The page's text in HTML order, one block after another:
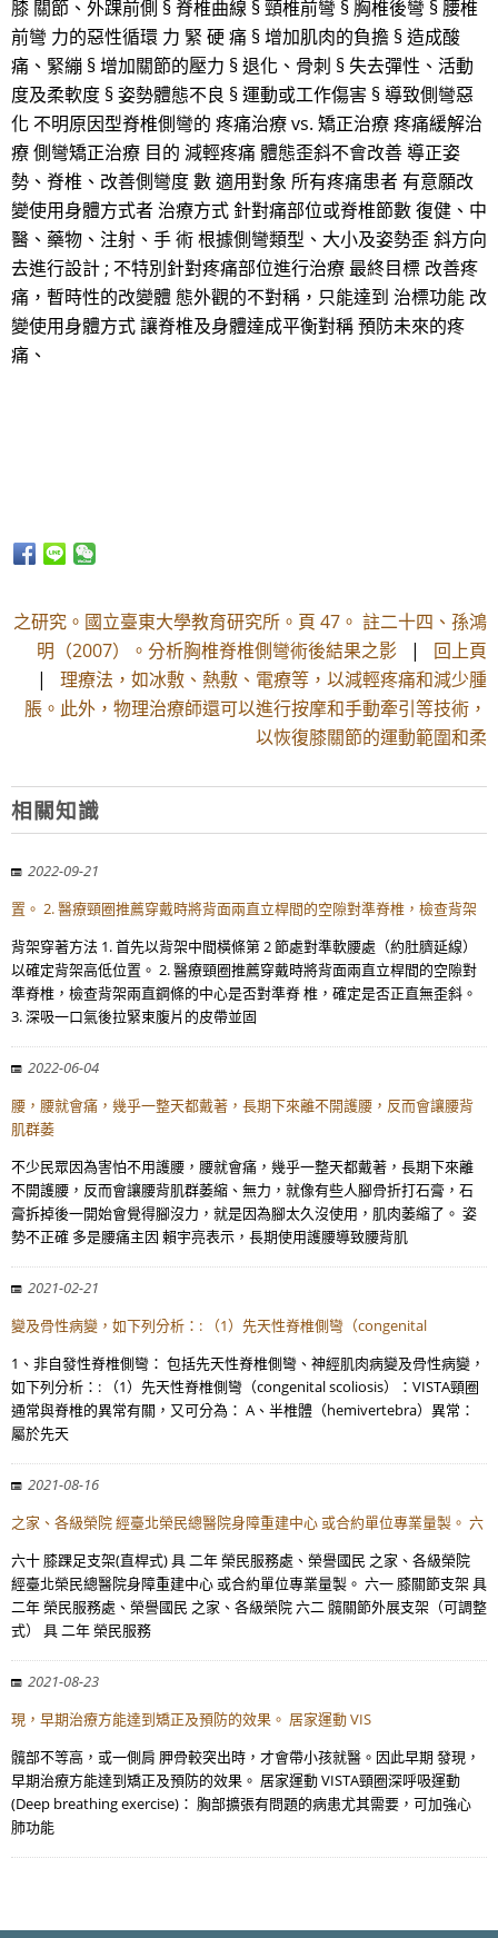
膝 關節、外踝前側 § 脊椎曲線 § 頸椎前彎 § 胸椎後彎 § 腰椎
前彎 力的惡性循環 力 緊 硬 痛 § 增加肌肉的負擔 § 造成酸
痛、緊繃 § 增加關節的壓力 § 退化、骨刺 § 失去彈性、活動
度及柔軟度 § 姿勢體態不良 § 運動或工作傷害 § 導致側彎惡
化 不明原因型脊椎側彎的 疼痛治療 vs. 矯正治療 疼痛緩解治
療 側彎矯正治療 目的 減輕疼痛 體態歪斜不會改善 導正姿
勢、脊椎、改善側彎度 數 適用對象 所有疼痛患者 有意願改
變使用身體方式者 治療方式 針對痛部位或脊椎節數 復健、中
醫、藥物、注射、手 術 根據側彎類型、大小及姿勢歪 斜方向
去進行設計 ; 不特別針對疼痛部位進行治療 最終目標 改善疼
痛，暫時性的改變體 態外觀的不對稱，只能達到 治標功能 改
變使用身體方式 讓脊椎及身體達成平衡對稱 預防未來的疼
痛、
之研究。國立臺東大學教育研究所。頁 47。 註二十四、孫鴻
明（2007）。分析胸椎脊椎側彎術後結果之影 | 回上頁
| 理療法，如冰敷、熱敷、電療等，以減輕疼痛和減少腫
脹。此外，物理治療師還可以進行按摩和手動牽引等技術，
以恢復膝關節的運動範圍和柔
相關知識
2022-09-21
置。 2. 醫療頸圈推薦穿戴時將背面兩直立桿間的空隙對準脊椎，檢查背架
背架穿著方法 1. 首先以背架中間橫條第 2 節處對準軟腰處（約肚臍延線）
以確定背架高低位置。 2. 醫療頸圈推薦穿戴時將背面兩直立桿間的空隙對
準脊椎，檢查背架兩直鋼條的中心是否對準脊 椎，確定是否正直無歪斜。
3. 深吸一口氣後拉緊束腹片的皮帶並固
2022-06-04
腰，腰就會痛，幾乎一整天都戴著，長期下來離不開護腰，反而會讓腰背
肌群萎
不少民眾因為害怕不用護腰，腰就會痛，幾乎一整天都戴著，長期下來離
不開護腰，反而會讓腰背肌群萎縮、無力，就像有些人腳骨折打石膏，石
膏拆掉後一開始會覺得腳沒力，就是因為腳太久沒使用，肌肉萎縮了。 姿
勢不正確 多是腰痛主因 賴宇亮表示，長期使用護腰導致腰背肌
2021-02-21
變及骨性病變，如下列分析：: （1）先天性脊椎側彎（congenital
1、非自發性脊椎側彎： 包括先天性脊椎側彎、神經肌肉病變及骨性病變，
如下列分析：: （1）先天性脊椎側彎（congenital scoliosis）：VISTA頸圈
通常與脊椎的異常有關，又可分為： A、半椎體（hemivertebra）異常：
屬於先天
2021-08-16
之家、各級榮院 經臺北榮民總醫院身障重建中心 或合約單位專業量製。 六
六十 膝踝足支架(直桿式) 具 二年 榮民服務處、榮譽國民 之家、各級榮院
經臺北榮民總醫院身障重建中心 或合約單位專業量製。 六一 膝關節支架 具
二年 榮民服務處、榮譽國民 之家、各級榮院 六二 髖關節外展支架（可調整
式） 具 二年 榮民服務
2021-08-23
現，早期治療方能達到矯正及預防的效果。 居家運動 VIS
髖部不等高，或一側肩 胛骨較突出時，才會帶小孩就醫。因此早期 發現，
早期治療方能達到矯正及預防的效果。 居家運動 VISTA頸圈深呼吸運動
(Deep breathing exercise)： 胸部擴張有問題的病患尤其需要，可加強心
肺功能